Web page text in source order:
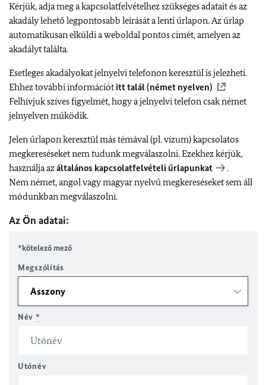
Kérjük, adja meg a kapcsolatfelvételhez szükséges adatait és az
akadály lehető legpontosabb leírását a lenti űrlapon. Az űrlap
automatikusan elküldi a weboldal pontos címét, amelyen az
akadályt találta.
Esetleges akadályokat jelnyelvi telefonon keresztül is jelezheti.
Ehhez további információtitt talál (német nyelven)
Felhívjuk szíves figyelmét, hogy a jelnyelvi telefon csak német
jelnyelven működik.
Jelen űrlapon keresztül más témával (pl. vízum) kapcsolatos
megkereséseket nem tudunk megválaszolni. Ezekhez kérjük,
használja azáltalános kapcsolatfelvételi űrlapunkat
.
Nem német, angol vagy magyar nyelvű megkereséseket sem áll
módunkban megválaszolni.
Az Ön adatai:
*kötelező mező
Megszólítás
Név *
Utónév